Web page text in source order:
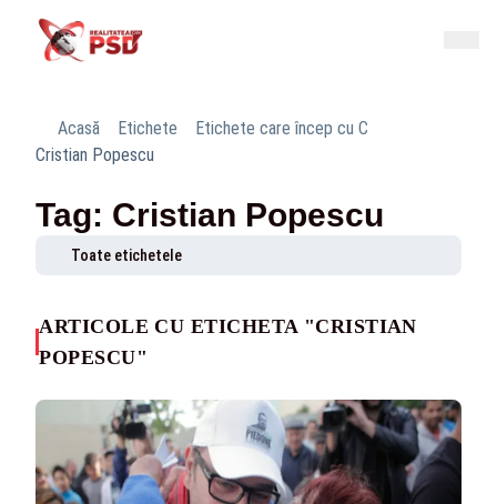
Acasă Etichete
Etichete care încep cu C
Cristian Popescu
Tag: Cristian Popescu
Toate etichetele
ARTICOLE CU ETICHETA "CRISTIAN
POPESCU"